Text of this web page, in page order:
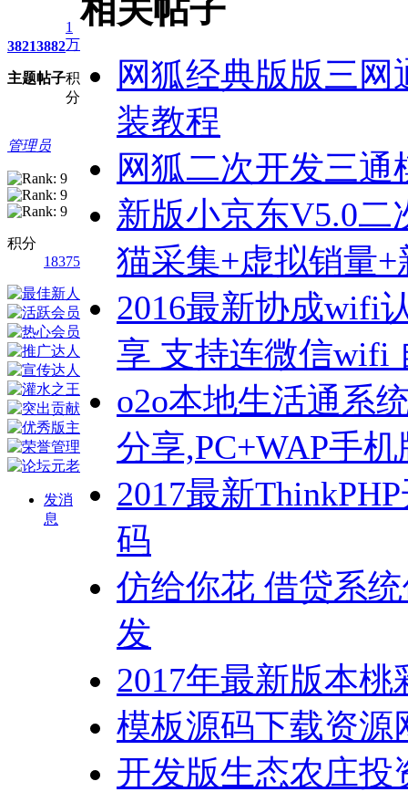
3821
主题
3882
帖子
1
万
积
分
管理员
积分
18375
发消
息
相关帖子
网狐经典版版三网
装教程
网狐二次开发三
新版小京东V5.0二
猫采集+虚拟销量
2016最新协成wifi
享 支持连微信wifi
o2o本地生活通系
分享,PC+WAP手
2017最新
码
仿给你花 借贷系
发
2017年最新版本
模板源码下载资源
开发版生态农庄投